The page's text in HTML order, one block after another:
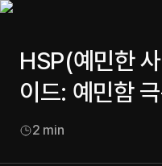
HSP(예민한
이드: 예민함
2 min